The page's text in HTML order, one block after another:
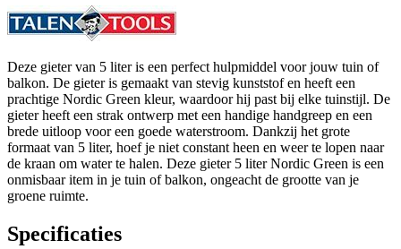
Deze gieter van 5 liter is een perfect hulpmiddel voor jouw tuin of
balkon. De gieter is gemaakt van stevig kunststof en heeft een
prachtige Nordic Green kleur, waardoor hij past bij elke tuinstijl. De
gieter heeft een strak ontwerp met een handige handgreep en een
brede uitloop voor een goede waterstroom. Dankzij het grote
formaat van 5 liter, hoef je niet constant heen en weer te lopen naar
de kraan om water te halen. Deze gieter 5 liter Nordic Green is een
onmisbaar item in je tuin of balkon, ongeacht de grootte van je
groene ruimte.
Specificaties